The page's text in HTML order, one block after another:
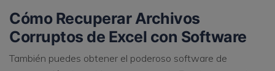
Cómo Recuperar Archivos
Corruptos de Excel con Software
También puedes obtener el poderoso software de